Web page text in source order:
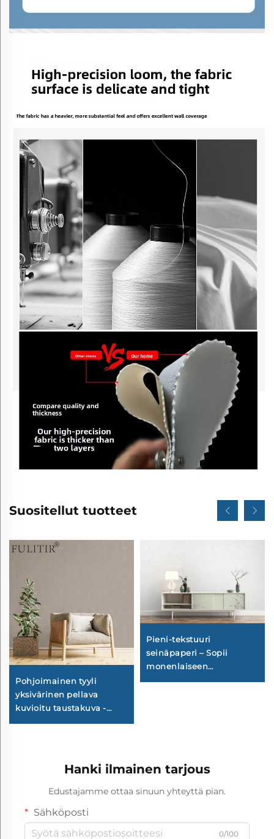
Suositellut tuotteet
Pohjoimainen tyyli
yksivärinen pellava
kuvioitu taustakuva -
varten, useita värisävyjä
Pieni-tekstuuri
seinäpaperi – Sopii
monenlaiseen
Hanki ilmainen tarjous
Edustajamme ottaa sinuun yhteyttä pian.
Sähköposti
0/100